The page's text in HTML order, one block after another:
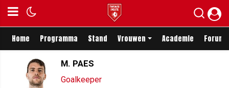
Home Programma Stand Vrouwen Academie Forum
M. PAES
Goalkeeper